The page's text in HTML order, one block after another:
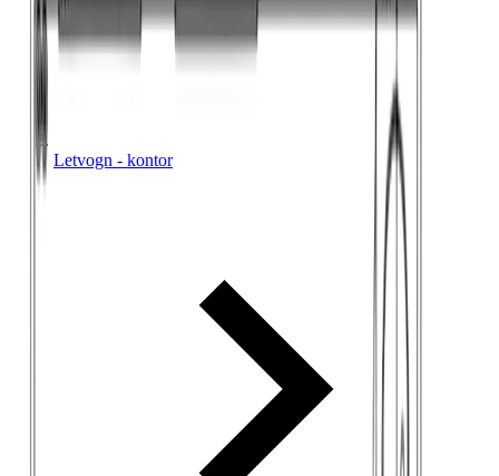
Letvogn - kontor